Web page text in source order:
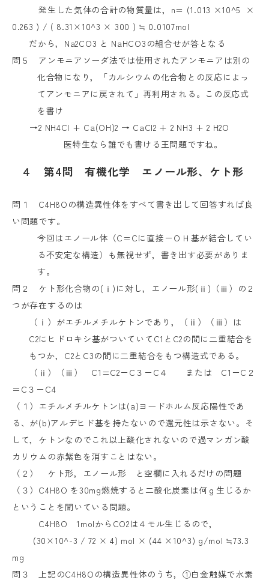
発生した気体の合計の物質量は， n= (1.013 ×10^5
×
0.263 ) / ( 8.31 ×10^3 × 300 ) ≒ 0.0107mol
だから， Na2CO3 と NaHCO3 の組合せが答となる
問５ アンモニアソーダ法では使用されたアンモニアは別の
化合物になり，「カルシウムの化合物との反応によっ
てアンモニアに戻されて」再利用される。この反応式
を書け
→2 NH4Cl + Ca(OH)2 → CaCl2 + 2 NH3 + 2 H2O
医特生なら誰でも書ける王問題ですね。
４　第4問　有機化学　エノール形、ケト形
問１ C4H8O の構造異性体をすべて書き出して回答すれば良
い問題です。
今回はエノール体（C=Cに直接－ＯＨ基が結合してい
る不安定な構造）も無視せず，書き出す必要がありま
す。
問２ ケト形化合物の( ⅰ ) に対し，エノール形( ⅱ ) （ⅲ）の２
つが存在するのは
（ⅰ）がエチルメチルケトンであり，（ⅱ）（ⅲ）は
C2にヒドロキシ基がついていて C1 と C2の間に二重結合を
もつか， C2と C3の間に二重結合をもつ構造式である。
（ⅱ）（ⅲ） C1=C2－ C ３－ C ４ または C1 －C ２
＝ C ３－ C4
（１）エチルメチルケトンは(a)ヨードホルム反応陽性であ
る、が(b)アルデヒド基を持たないので還元性は示さない。そ
して，ケトンなのでこれ以上酸化されないので過マンガン酸
カリウムの赤紫色を消すことはない。
（２） ケト形，エノール形 と空欄に入れるだけの問題
（３） C4H8O を30mg燃焼すると二酸化炭素は何ｇ生じるか
ということを聞いている問題。
C4H8O
1molから CO2は４モル生じるので，
(30 ×10^-3 / 72 × 4) mol × (44 ×10^3) g/mol ≒73.3
mg
問３ 上記のC4H8O の構造異性体のうち，①白金触媒で水素